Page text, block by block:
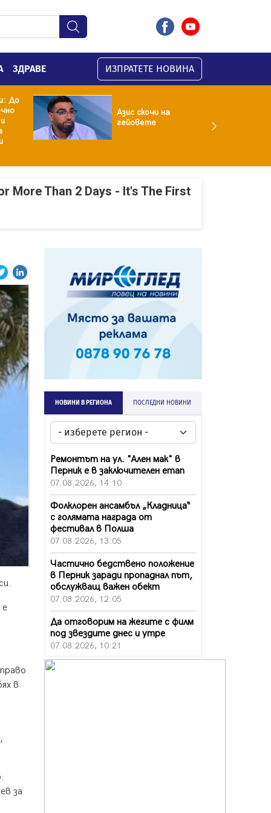
ЗДРАВЕ ИЗПРАТЕТЕ НОВИНА
До
Азис скочи на
гейовете
More Than 2 Days - It's The First
е
в
за
НОВИНИ В РЕГИОНА ПОСЛЕДНИ НОВИНИ
Ремонтът на ул. "Ален мак" в
Перник е в заключителен етап
07.08.2026, 14:10
Фолклорен ансамбъл „Кладница“
с голямата награда от
фестивал в Полша
07.08.2026, 13:05
Частично бедствено положение
в Перник заради пропаднал път,
обслужващ важен обект
07.08.2026, 12:05
Да отговорим на жегите с филм
под звездите днес и утре
07.08.2026, 10:21
Първите крачки в помощ на